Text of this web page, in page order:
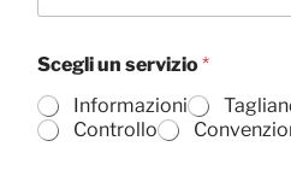
Scegli un servizio*
Informazioni
Controllo